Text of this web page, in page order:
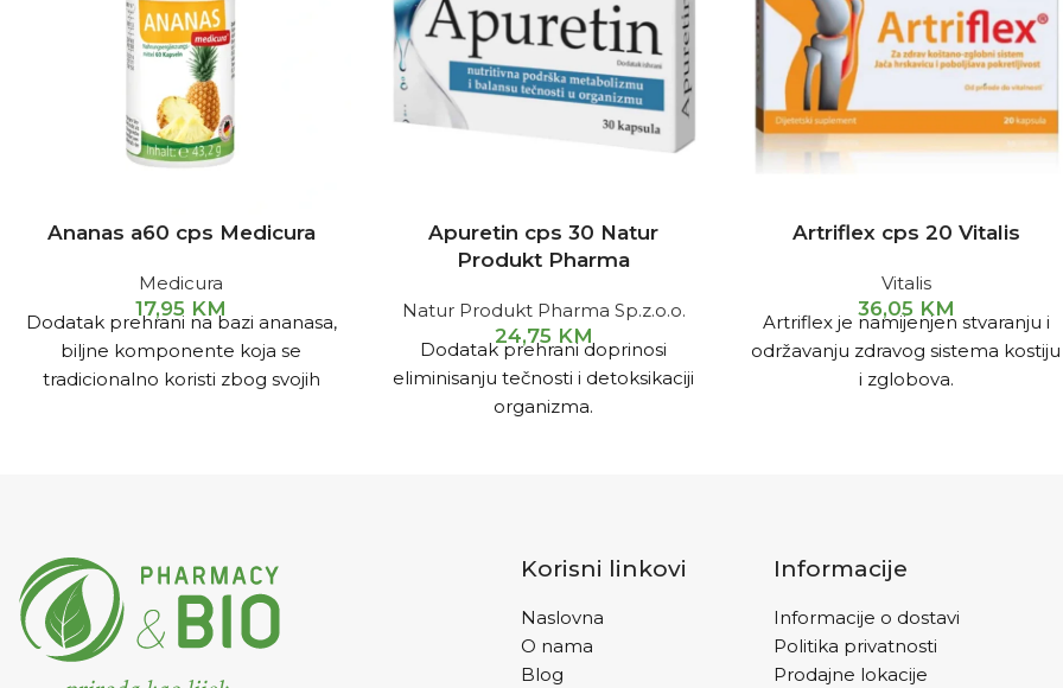
Ananas a60 cps Medicura
Medicura
17,95 KM
Dodatak prehrani na bazi ananasa,
biljne komponente koja se
tradicionalno koristi zbog svojih
Apuretin cps 30 Natur
Produkt Pharma
Natur Produkt Pharma Sp.z.o.o.
24,75 KM
Dodatak prehrani doprinosi
eliminisanju tečnosti i detoksikaciji
organizma.
Artriflex cps 20 Vitalis
Vitalis
36,05 KM
Artriflex je namijenjen stvaranju i
održavanju zdravog sistema kostiju
i zglobova.
Korisni linkovi
Naslovna
O nama
Blog
Informacije
Informacije o dostavi
Politika privatnosti
Prodajne lokacije